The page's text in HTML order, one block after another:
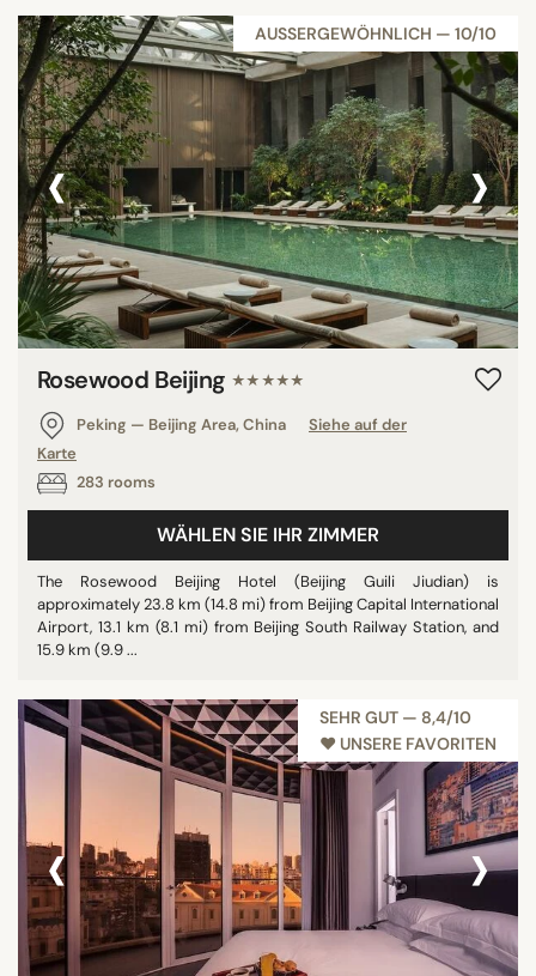
AUSSERGEWÖHNLICH — 10/10
‹ ›
Rosewood Beijing ★★★★★
Peking — Beijing Area, China
Siehe auf der
Karte
283 rooms
WÄHLEN SIE IHR ZIMMER
The Rosewood Beijing Hotel (Beijing Guili Jiudian) is
approximately 23.8 km (14.8 mi) from Beijing Capital International
Airport, 13.1 km (8.1 mi) from Beijing South Railway Station, and
15.9 km (9.9 ...
SEHR GUT — 8,4/10
♥︎ UNSERE FAVORITEN
‹ ›